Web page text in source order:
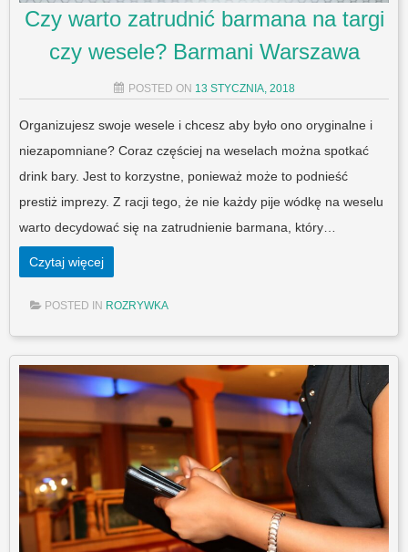
Czy warto zatrudnić barmana na targi
czy wesele? Barmani Warszawa
POSTED ON 13 STYCZNIA, 2018
Organizujesz swoje wesele i chcesz aby było ono oryginalne i
niezapomniane? Coraz częściej na weselach można spotkać
drink bary. Jest to korzystne, ponieważ może to podnieść
prestiż imprezy. Z racji tego, że nie każdy pije wódkę na weselu
warto decydować się na zatrudnienie barmana, który…
Czytaj więcej
POSTED IN ROZRYWKA